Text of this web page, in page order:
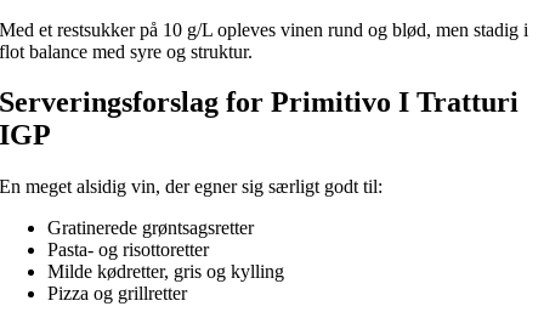
Med et restsukker på 10 g/L opleves vinen rund og blød, men stadig i
flot balance med syre og struktur.
Serveringsforslag for Primitivo I Tratturi
IGP
En meget alsidig vin, der egner sig særligt godt til:
Gratinerede grøntsagsretter
Pasta- og risottoretter
Milde kødretter, gris og kylling
Pizza og grillretter